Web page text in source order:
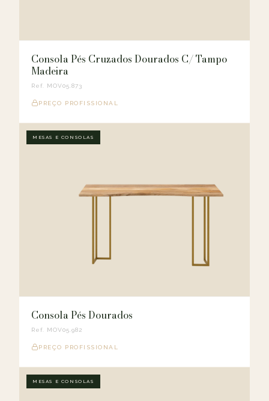
Consola Pés Cruzados Dourados C/ Tampo
Madeira
Ref. MOV05.873
PREÇO PROFISSIONAL
MESAS E CONSOLAS
Consola Pés Dourados
Ref. MOV05.982
PREÇO PROFISSIONAL
MESAS E CONSOLAS